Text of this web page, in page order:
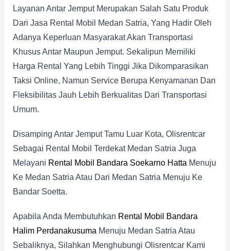
Layanan Antar Jemput Merupakan Salah Satu Produk
Dari Jasa Rental Mobil Medan Satria, Yang Hadir Oleh
Adanya Keperluan Masyarakat Akan Transportasi
Khusus Antar Maupun Jemput. Sekalipun Memiliki
Harga Rental Yang Lebih Tinggi Jika Dikomparasikan
Taksi Online, Namun Service Berupa Kenyamanan Dan
Fleksibilitas Jauh Lebih Berkualitas Dari Transportasi
Umum.
Disamping Antar Jemput Tamu Luar Kota, Olisrentcar
Sebagai Rental Mobil Terdekat Medan Satria Juga
Melayani Rental Mobil Bandara Soekarno Hatta Menuju
Ke Medan Satria Atau Dari Medan Satria Menuju Ke
Bandar Soetta.
Apabila Anda Membutuhkan Rental Mobil Bandara
Halim Perdanakusuma Menuju Medan Satria Atau
Sebaliknya, Silahkan Menghubungi Olisrentcar Kami